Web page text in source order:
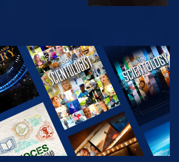
EXPLORA LAS
SERIES